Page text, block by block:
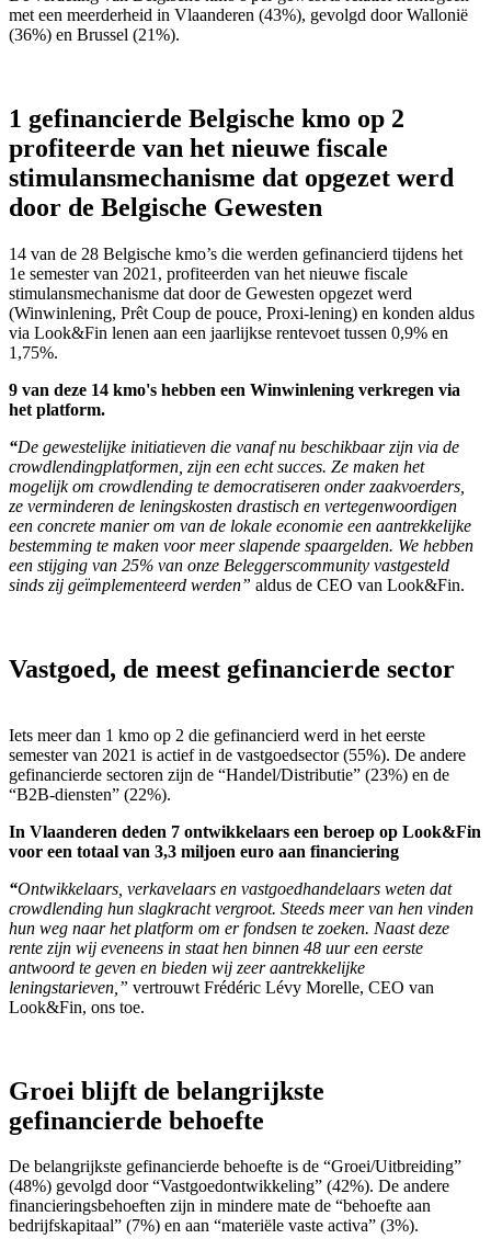
met een meerderheid in Vlaanderen (43%), gevolgd door Wallonië
(36%) en Brussel (21%).
1 gefinancierde Belgische kmo op 2
profiteerde van het nieuwe fiscale
stimulansmechanisme dat opgezet werd
door de Belgische Gewesten
14 van de 28 Belgische kmo’s die werden gefinancierd tijdens het
1e semester van 2021, profiteerden van het nieuwe fiscale
stimulansmechanisme dat door de Gewesten opgezet werd
(Winwinlening, Prêt Coup de pouce, Proxi-lening) en konden aldus
via Look&Fin lenen aan een jaarlijkse rentevoet tussen 0,9% en
1,75%.
9 van deze 14 kmo's hebben een Winwinlening verkregen via
het platform.
“De gewestelijke initiatieven die vanaf nu beschikbaar zijn via de
crowdlendingplatformen, zijn een echt succes. Ze maken het
mogelijk om crowdlending te democratiseren onder zaakvoerders,
ze verminderen de leningskosten drastisch en vertegenwoordigen
een concrete manier om van de lokale economie een aantrekkelijke
bestemming te maken voor meer slapende spaargelden. We hebben
een stijging van 25% van onze Beleggerscommunity vastgesteld
sinds zij geïmplementeerd werden” aldus de CEO van Look&Fin.
Vastgoed, de meest gefinancierde sector
Iets meer dan 1 kmo op 2 die gefinancierd werd in het eerste
semester van 2021 is actief in de vastgoedsector (55%). De andere
gefinancierde sectoren zijn de “Handel/Distributie” (23%) en de
“B2B-diensten” (22%).
In Vlaanderen deden 7 ontwikkelaars een beroep op Look&Fin
voor een totaal van 3,3 miljoen euro aan financiering
“Ontwikkelaars, verkavelaars en vastgoedhandelaars weten dat
crowdlending hun slagkracht vergroot. Steeds meer van hen vinden
hun weg naar het platform om er fondsen te zoeken. Naast deze
rente zijn wij eveneens in staat hen binnen 48 uur een eerste
antwoord te geven en bieden wij zeer aantrekkelijke
leningstarieven,” vertrouwt Frédéric Lévy Morelle, CEO van
Look&Fin, ons toe.
Groei blijft de belangrijkste
gefinancierde behoefte
De belangrijkste gefinancierde behoefte is de “Groei/Uitbreiding”
(48%) gevolgd door “Vastgoedontwikkeling” (42%). De andere
financieringsbehoeften zijn in mindere mate de “behoefte aan
bedrijfskapitaal” (7%) en aan “materiële vaste activa” (3%).